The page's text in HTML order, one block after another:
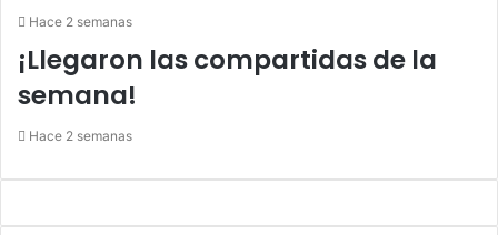
Hace 2 semanas
¡Llegaron las compartidas de la
semana!
Hace 2 semanas